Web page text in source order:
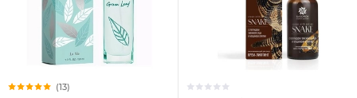
(13)